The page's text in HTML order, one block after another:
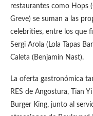
restaurantes como Hops
Greve) se suman a las
celebrities, entre los que
Sergi Arola (Lola Tapas
Caleta (Benjamín Nast).
La oferta gastronómica
RES de Angostura, Tian
Burger King, junto al